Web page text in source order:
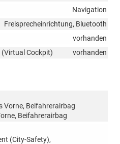
Navigation
Freisprecheinrichtung, Bluetooth
vorhanden
Cockpit)
vorhanden
Vorne, Beifahrerairbag
Beifahrerairbag
(City-Safety),